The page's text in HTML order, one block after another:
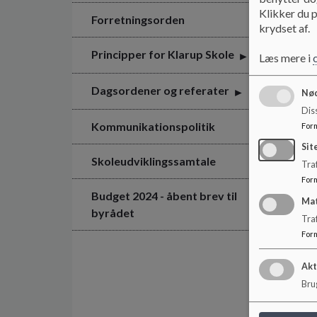
Forretningsorden
Principper for Klarup Skole
Dagsordener og referater
Kommunikationspolitik
Skoleudviklingssamtale
Budget 2024 - åbent brev til
byrådet
Klikker du
krydset af.
Læs mere i